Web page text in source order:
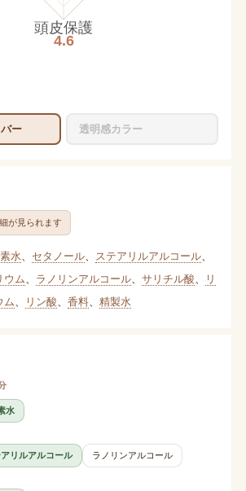
頭皮保護
4.6
ー 透明感カラー
が見られます
水 セタノール、 ステアリルアルコール、
ウム
ラノリンアルコール、 サリチル酸
リ
ム
リン酸 香料、 精製水
水
リルアルコール
ラノリンアルコール